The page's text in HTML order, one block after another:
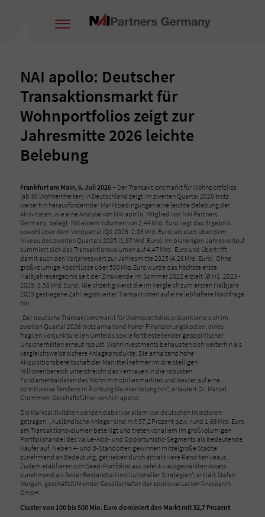
NAI apollo: Deutscher
Transaktionsmarkt für
Wohnportfolios zeigt zur
Jahresmitte 2026 leichte
Belebung
Frankfurt am Main, 6. Juli 2026– Der Transaktionsmarkt für Wohnportfolios
(ab 30 Wohneinheiten) in Deutschland zeigt im zweiten Quartal 2026 trotz
weiterhin herausfordernder Marktbedingungen eine leichte Belebung der
Aktivitäten, wie eine Analyse von NAI apollo, Mitglied von NAI Partners
Germany, belegt. Mit einem Volumen von 2,44 Mrd. Euro liegt das Ergebnis
sowohl über dem Vorquartal (Q1 2026: 2,03 Mrd. Euro) als auch über dem
Niveau des zweiten Quartals 2025 (1,97 Mrd. Euro). Im bisherigen Jahresverlauf
summiert sich das Transaktionsvolumen auf 4,47 Mrd. Euro und übertrifft
damit auch den Vorjahreswert zur Jahresmitte 2025 (4,26 Mrd. Euro). Ohne
großvolumige Abschlüsse über 500 Mio. Euro wurde das höchste erste
Halbjahresergebnis seit der Zinswende im Sommer 2022 erzielt (Ø H1, 2023 -
2025: 3,58 Mrd. Euro). Gleichzeitig weist die im Vergleich zum ersten Halbjahr
2025 gestiegene Zahl registrierter Transaktionen auf eine lebhaftere Nachfrage
hin.
„Der deutsche Transaktionsmarkt für Wohnportfolios präsentierte sich im
zweiten Quartal 2026 trotz anhaltend hoher Finanzierungskosten, eines
fragilen konjunkturellen Umfelds sowie fortbestehender geopolitischer
Unsicherheiten erneut robust. Wohninvestments behaupten sich weiterhin als
vergleichsweise sichere Anlageprodukte. Die anhaltend hohe
Akquisitionsbereitschaft der Marktteilnehmer im dreistelligen
Millionenbereich unterstreicht das Vertrauen in die robusten
Fundamentaldaten des Wohnimmobilienmarktes und deutet auf eine
schrittweise Tendenz in Richtung Markterholung hin“, erläutert Dr. Marcel
Crommen, Geschäftsführer von NAI apollo.
Die Marktaktivitäten werden dabei vor allem von deutschen Investoren
getragen. „Ausländische Anleger sind mit 37,2 Prozent bzw. rund 1,66 Mrd. Euro
am Transaktionsvolumen beteiligt und treten vor allem im großvolumigen
Portfoliohandel des Value-Add- und Opportunistic-Segments als bedeutende
Käufer auf. Neben A- und B-Standorten gewinnen mittelgroße Städte
zunehmend an Bedeutung, getrieben durch attraktivere Renditeniveaus.
Zudem etablieren sich Seed-Portfolios aus selektiv ausgewählten Assets
zunehmend als fester Bestandteil institutioneller Strategien“, erklärt Stefan
Mergen, geschäftsführender Gesellschafter der apollo valuation & research
GmbH.
Cluster von 100 bis 500 Mio. Euro dominiert den Markt mit 32,7 Prozent